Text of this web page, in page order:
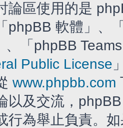
論區使用的是
phpBB 軟體」、
、「phpBB
Public License
www.phpbb.com
以及交流，
行為舉止負責。